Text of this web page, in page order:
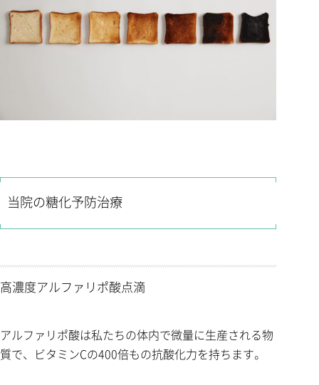
当院の糖化予防治療
高濃度アルファリポ酸点滴
アルファリポ酸は私たちの体内で微量に生産される物
質で、ビタミンCの400倍もの抗酸化力を持ちます。